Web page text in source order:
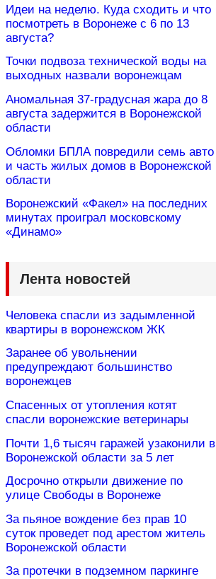
Идеи на неделю. Куда сходить и что
посмотреть в Воронеже с 6 по 13
августа?
Точки подвоза технической воды на
выходных назвали воронежцам
Аномальная 37-градусная жара до 8
августа задержится в Воронежской
области
Обломки БПЛА повредили семь авто
и часть жилых домов в Воронежской
области
Воронежский «Факел» на последних
минутах проиграл московскому
«Динамо»
Лента новостей
Человека спасли из задымленной
квартиры в воронежском ЖК
Заранее об увольнении
предупреждают большинство
воронежцев
Спасенных от утопления котят
спасли воронежские ветеринары
Почти 1,6 тысяч гаражей узаконили в
Воронежской области за 5 лет
Досрочно открыли движение по
улице Свободы в Воронеже
За пьяное вождение без прав 10
суток проведет под арестом житель
Воронежской области
За протечки в подземном паркинге